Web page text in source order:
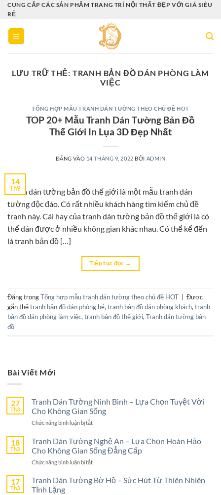
Bỏ
qua
nội
dung
CUNG CẤP CÁC SẢN PHẨM TRANG TRÍ NỘI THẤT ĐẸP VỚI GIÁ SIÊU
RẺ
LƯU TRỮ THẺ: TRANH BẢN ĐỒ DÁN PHÒNG LÀM
VIỆC
TỔNG HỢP MẪU TRANH DÁN TƯỜNG THEO CHỦ ĐỀ HOT
TOP 20+ Mẫu Tranh Dán Tường Bản Đồ
Thế Giới In Lụa 3D Đẹp Nhất
ĐĂNG VÀO 14 THÁNG 9, 2022 BỞI ADMIN
14
Th9
Tranh dán tường bản đồ thế giới là một mẫu tranh dán
tường độc đáo. Có rất nhiều khách hàng tìm kiếm chủ đề
tranh này. Cái hay của tranh dán tường bản đồ thế giới là có
thể dán được ở nhiều không gian khác nhau. Có thể kể đến
là tranh bản đồ […]
Tiếp tục đọc →
Đăng trongTổng hợp mẫu tranh dán tường theo chủ đề HOT
Được
gắn thẻtranh bản đồ dán phòng bé, tranh bản đồ dán phòng khách, tranh
bản đồ dán phòng làm việc, tranh bản đồ thế giới, Tranh dán tường bản
đồ
Bài Viết Mới
27
Th3
Tranh Dán Tường Ninh Bình – Lựa Chọn Tuyệt Vời
Cho Không Gian Sống
Chức năng bình luận bị tắtở
Dán
Tường
Ninh
Bình
Lựa
18
Th3
Tranh Dán Tường Nghệ An – Lựa Chọn Hoàn Hảo
Cho Không Gian Sống Đẳng Cấp
Chức năng bình luận bị tắtở
Dán
17
Th3
Tranh Dán Tường Bờ Hồ – Sức Hút Từ Thiên Nhiên
Tĩnh Lặng